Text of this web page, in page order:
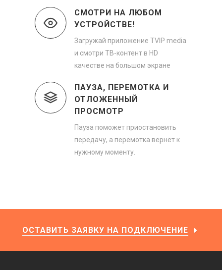
СМОТРИ НА ЛЮБОМ
УСТРОЙСТВЕ!
Загружай приложение TVIP media
и смотри ТВ-контент в HD
качестве на большом экране
ПАУЗА, ПЕРЕМОТКА И
ОТЛОЖЕННЫЙ
ПРОСМОТР
Пауза поможет приостановить
передачу, а перемотка вернёт к
нужному моменту.
ОСТАВИТЬ ЗАЯВКУ НА ПОДКЛЮЧЕНИЕ